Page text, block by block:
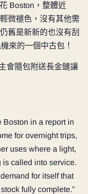
Boston，整體近
微褪色，沒有其他需
舊是新新的也沒有刮
來的一個中古包！
會隨包附送長金鏈讓
Boston in a report in
for overnight trips,
uses where a light,
called into service.
for itself that
fully complete.”